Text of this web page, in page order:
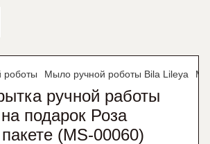
роботы Мыло ручной роботы Bila Lileya
ручной работы
подарок Роза
(MS-00060)